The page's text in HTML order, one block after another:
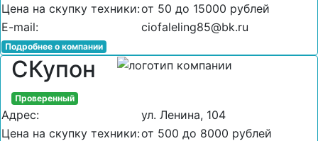
Цена на скупку техники:от 50 до 15000 рублей
E-mail:
ciofaleling85@bk.ru
Подробнее о компании
СКупон
Проверенный
Адрес:
ул. Ленина, 104
Цена на скупку техники:от 500 до 8000 рублей